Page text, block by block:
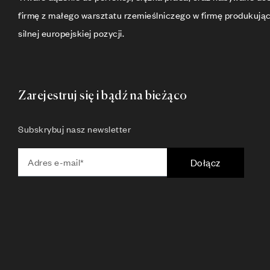
firmę z małego warsztatu rzemieślniczego w firmę
silnej europejskiej pozycji.
Zarejestruj się i bądź na bieżąco
Subskrybuj nasz newsletter
Dołącz